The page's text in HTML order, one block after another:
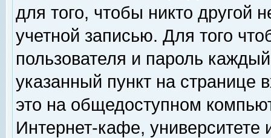
для того, чтобы никто другой
учетной записью. Для того
пользователя и пароль
указанный пункт на
это на общедоступном
Интернет-кафе, университете